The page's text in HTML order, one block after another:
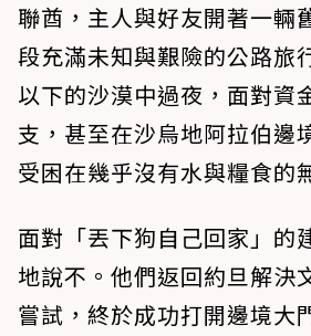
聯酋，主人與好友開著一輛
段充滿未知與艱險的公路旅
以下的沙漠中過夜，面對資
支，甚至在沙烏地阿拉伯邊
受困在幾乎沒有水與糧食的
面對「丟下狗自己回家」的
地說不。他們返回約旦解決
嘗試，終於成功打開邊境大